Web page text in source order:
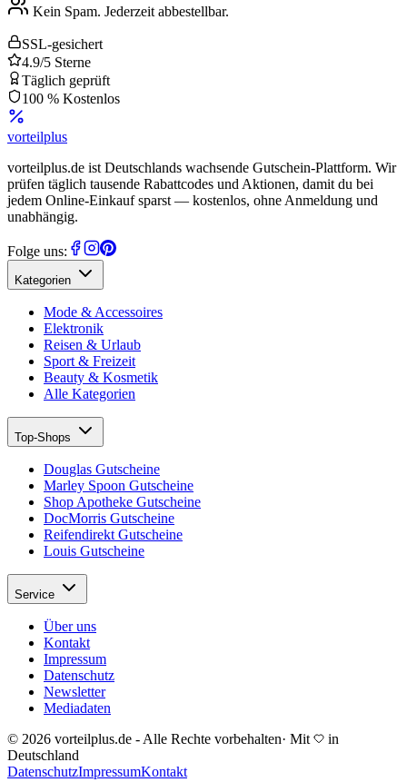
Kein Spam. Jederzeit abbestellbar.
SSL-gesichert
4.9/5 Sterne
Täglich geprüft
100 % Kostenlos
vorteilplus
vorteilplus.de ist Deutschlands wachsende Gutschein-Plattform. Wir
prüfen täglich tausende Rabattcodes und Aktionen, damit du bei
jedem Online-Einkauf sparst — kostenlos, ohne Anmeldung und
unabhängig.
Folge uns:
Kategorien
Mode & Accessoires
Elektronik
Reisen & Urlaub
Sport & Freizeit
Beauty & Kosmetik
Alle Kategorien
Top-Shops
Douglas Gutscheine
Marley Spoon Gutscheine
Shop Apotheke Gutscheine
DocMorris Gutscheine
Reifendirekt Gutscheine
Louis Gutscheine
Service
Über uns
Kontakt
Impressum
Datenschutz
Newsletter
Mediadaten
© 2026 vorteilplus.de - Alle Rechte vorbehalten· Mit
in
Deutschland
DatenschutzImpressumKontakt